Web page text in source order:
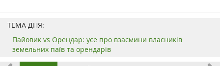
ТЕМА ДНЯ:
Пайовик vs Орендар: усе про взаємини власників
земельних паїв та орендарів